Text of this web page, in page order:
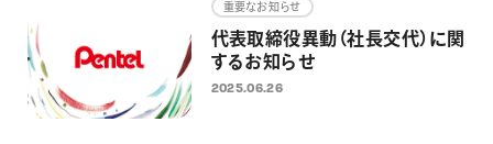
重要なお知らせ
代表取締役異動（社長交代）に関
するお知らせ
2025.06.26